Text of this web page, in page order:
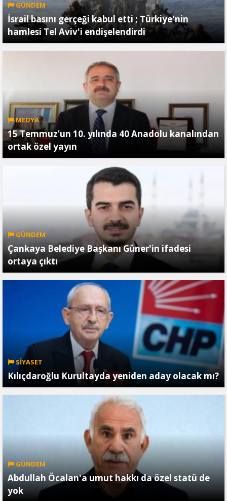
GÜNDEM
İsrail basını gerçeği kabul etti ; Türkiye'nin
hamlesi Tel Aviv'i endişelendirdi
MEDYA
15 Temmuz’un 10. yılında 40 Anadolu kanalından
ortak özel yayın
GÜNDEM
Çankaya Belediye Başkanı Güner'in ifadesi
ortaya çıktı
SİYASET
Kılıçdaroğlu Kurultayda yeniden aday olacak mı?
GÜNDEM
Abdullah Öcalan'a umut hakkı da özel statü de
yok